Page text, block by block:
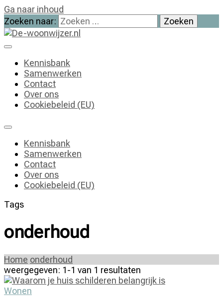
Ga naar inhoud
Zoeken naar:
Kennisbank
Samenwerken
Contact
Over ons
Cookiebeleid (EU)
Kennisbank
Samenwerken
Contact
Over ons
Cookiebeleid (EU)
Tags
onderhoud
Home onderhoud
weergegeven: 1-1 van 1 resultaten
Wonen